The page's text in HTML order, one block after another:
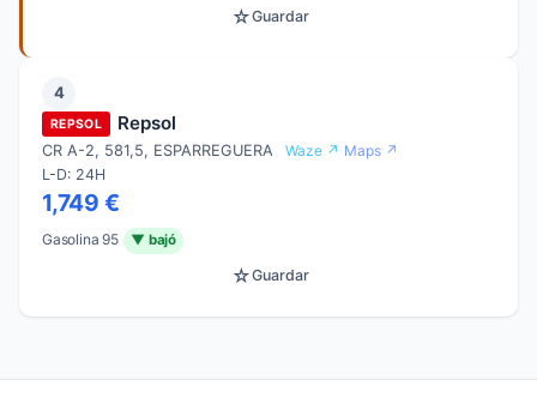
☆Guardar
4
REPSOL Repsol
CR A-2, 581,5, ESPARREGUERA Waze ↗ Maps ↗
L-D: 24H
1,749 €
Gasolina 95 ▼ bajó
☆Guardar